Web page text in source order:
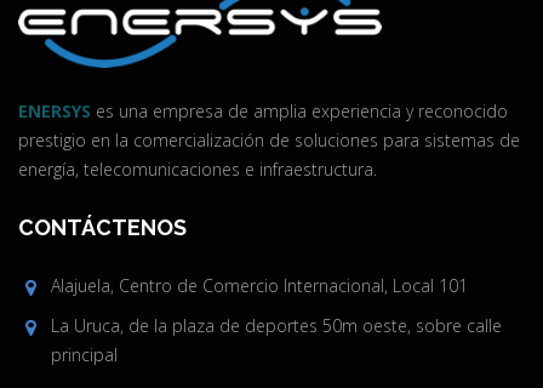
ENERSYS es una empresa de amplia experiencia y reconocido
prestigio en la comercialización de soluciones para sistemas de
energía, telecomunicaciones e infraestructura.
CONTÁCTENOS
Alajuela, Centro de Comercio Internacional, Local 101
La Uruca, de la plaza de deportes 50m oeste, sobre calle
principal